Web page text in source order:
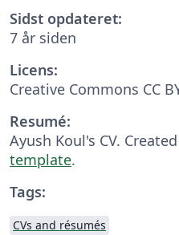
Sidst opdateret:
7 år siden
Licens:
Creative Commons CC
Resumé:
Ayush Koul's CV.
template.
Tags:
CVs and résumés